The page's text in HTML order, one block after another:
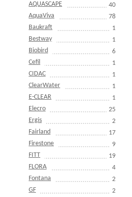
AQUASCAPE
40
AquaViva
78
Baukraft
1
Bestway
1
Biobird
6
Cefil
1
CIDAC
1
ClearWater
1
E-CLEAR
1
Elecro
25
Ergis
2
Fairland
17
Firestone
9
FITT
19
FLORA
4
Fontana
2
GF
2